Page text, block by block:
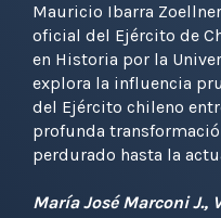
Mauricio Ibarra
oficial del Ejército de
en Historia por la
explora la influencia
del Ejército chileno
profunda
perdurado hasta la
María José Marconi J.,